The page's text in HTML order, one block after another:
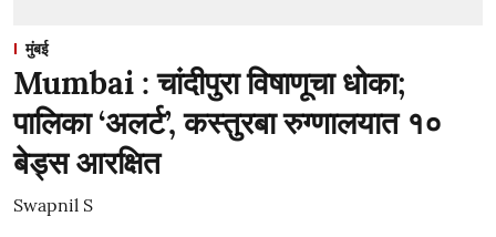
मुंबई
Mumbai : चांदीपुरा विषाणूचा धोका;
पालिका ‘अलर्ट’, कस्तुरबा रुग्णालयात १०
बेड्स आरक्षित
Swapnil S